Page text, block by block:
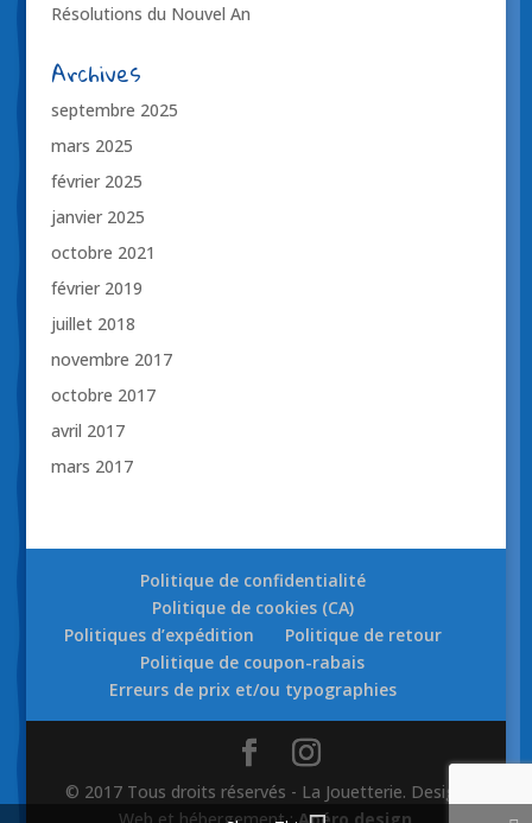
Résolutions du Nouvel An
Archives
septembre 2025
mars 2025
février 2025
janvier 2025
octobre 2021
février 2019
juillet 2018
novembre 2017
octobre 2017
avril 2017
mars 2017
Politique de confidentialité
Politique de cookies (CA)
Politiques d’expédition
Politique de retour
Politique de coupon-rabais
Erreurs de prix et/ou typographies
© 2017 Tous droits réservés - La Jouetterie. Design